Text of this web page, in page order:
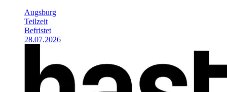
Augsburg
Teilzeit
Befristet
28.07.2026